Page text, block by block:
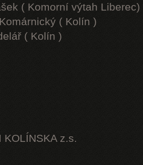
( Komorní výtah Liberec)
( Kolín )
( Kolín )
KOLÍNSKA z.s.